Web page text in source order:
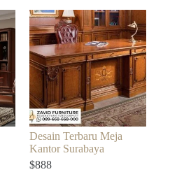
Desain Terbaru Meja
Kantor Surabaya
$888